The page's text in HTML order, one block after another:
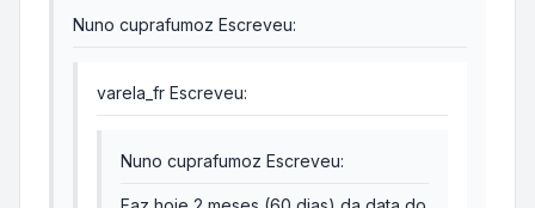
Nuno cuprafumoz Escreveu:
varela_fr Escreveu:
Nuno cuprafumoz Escreveu: